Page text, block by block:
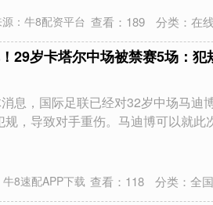
源：牛8配资平台 查看： 189 分类： 在
29岁卡塔尔中场被禁赛5场：犯
息，国际足联已经对32岁中场马迪
，导致对手重伤。马迪博可以就此
牛8速配APP下载 查看： 118 分类：全
北证50 1134.24